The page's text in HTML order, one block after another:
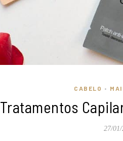
CABELO •
Tratamentos
27/01/